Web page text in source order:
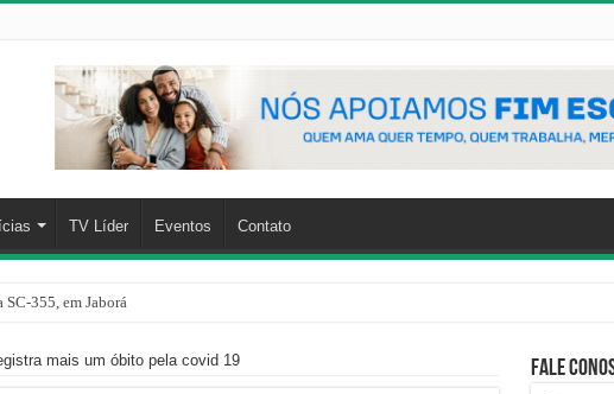
TV Líder Eventos Contato
355, em Jaborá
mais um óbito pela covid 19 Fale